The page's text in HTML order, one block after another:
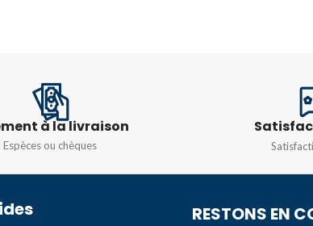
110-240V
CONSOMMATION
D'ÉNERGIE
à la livraison
Espèces ou chèques
RESTONS EN